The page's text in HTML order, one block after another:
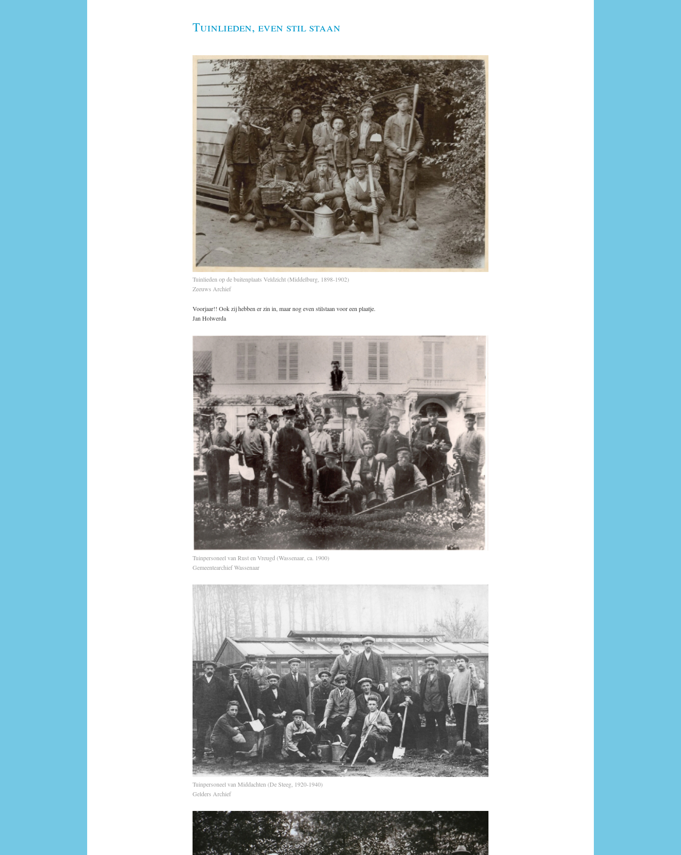
Tuinlieden, even stil staan
Tuinlieden op de buitenplaats Veldzicht (Middelburg, 1898-1902)
Zeeuws Archief
Voorjaar!! Ook zij hebben er zin in, maar nog even stilstaan voor een plaatje.
Jan Holwerda
Tuinpersoneel van Rust en Vreugd (Wassenaar, ca. 1900)
Gemeentearchief Wassenaar
Tuinpersoneel van Middachten (De Steeg, 1920-1940)
Gelders Archief